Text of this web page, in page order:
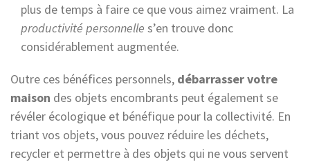
plus de temps à faire ce que vous aimez vraiment. La
productivité personnelle s’en trouve donc
considérablement augmentée.
Outre ces bénéfices personnels, débarrasser votre
maison des objets encombrants peut également se
révéler écologique et bénéfique pour la collectivité. En
triant vos objets, vous pouvez réduire les déchets,
recycler et permettre à des objets qui ne vous servent